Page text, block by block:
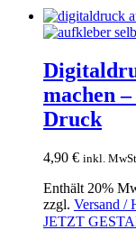
machen
Druck
4,90 € inkl. MwSt.
Enthält 20%
zzgl. Versand /
JETZT